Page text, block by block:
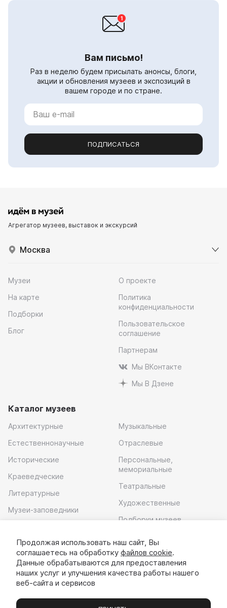
Вам письмо!
Раз в неделю будем присылать анонсы, блоги,
акции и обновления музеев и экспозиций в
вашем городе и по стране.
ПОДПИСАТЬСЯ
Агрегатор музеев, выставок и экскурсий
Москва
Музеи
На карте
Подборки
Блог
О проекте
Политика
конфиденциальности
Пользовательское
соглашение
Партнерам
Мы ВКонтакте
Мы В Дзене
Каталог музеев
Архитектурные
Естественнонаучные
Исторические
Краеведческие
Литературные
Музеи-заповедники
Музыкальные
Отраслевые
Персональные,
мемориальные
Театральные
Художественные
Подборки музеев
Скачать приложение
Продолжая использовать наш сайт, Вы
соглашаетесь на обработку файлов cookie.
Данные обрабатываются для предоставления
наших услуг и улучшения качества работы нашего
веб-сайта и сервисов